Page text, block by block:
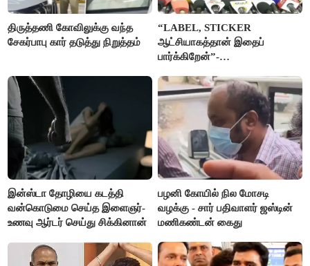
திருத்தணி கோவிலுக்கு வந்த
சேகர்பாபு கார் தடுத்து நிறுத்தம்
“LABEL, STICKER
ஆட்சியாகத்தான் இதைப்
பார்க்கிறேன்”-
இன்ஸ்டா தோழியை கடத்தி
வன்கொடுமை செய்த இளைஞர்-
உணவு ஆர்டர் செய்து சிக்கினான்
பழனி கோயில் நில மோசடி
வழக்கு - சார் பதிவாளர் ஜஸ்டின்
மணிகண்டன் கைது